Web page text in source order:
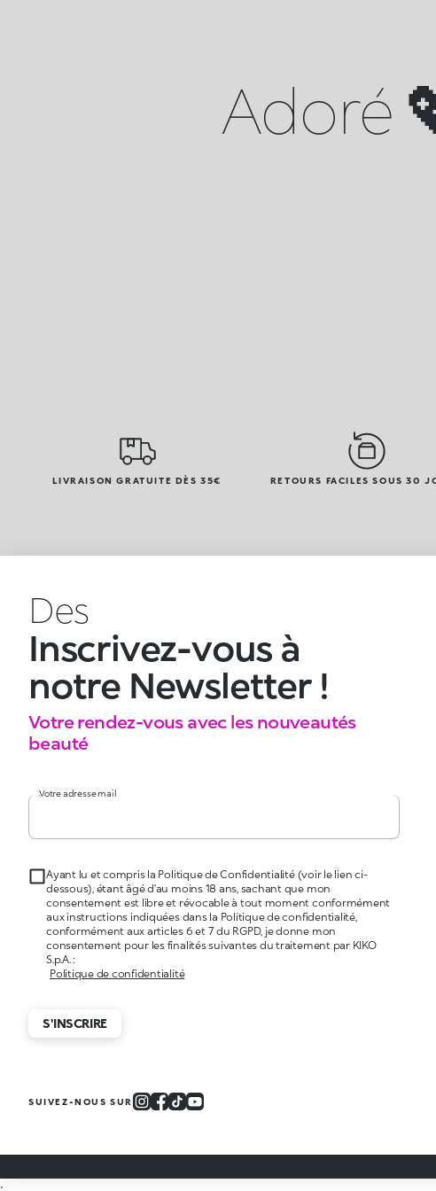
Adoré
LIVRAISON GRATUITE DÈS 35€ RETOURS FACILES SOUS 30
Des
Inscrivez-vous à
notre Newsletter !
Votre rendez-vous avec les nouveautés
beauté
Votre adresse mail
Ayant lu et compris la Politique de Confidentialité (voir le lien ci-
dessous), étant âgé d’au moins 18 ans, sachant que mon
consentement est libre et révocable à tout moment conformément
aux instructions indiquées dans la Politique de confidentialité,
conformément aux articles 6 et 7 du RGPD, je donne mon
consentement pour les finalités suivantes du traitement par KIKO
S.p.A. :
Politique de confidentialité
S'INSCRIRE
SUIVEZ-NOUS SUR